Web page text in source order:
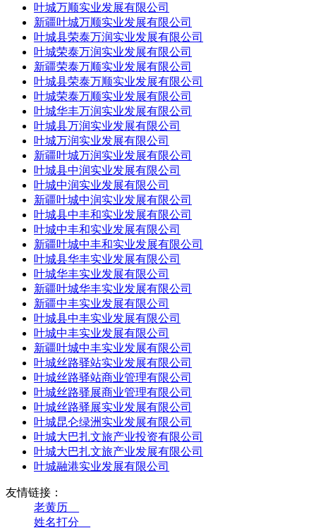
叶城万顺实业发展有限公司
新疆叶城万顺实业发展有限公司
叶城县荣泰万润实业发展有限公司
叶城荣泰万润实业发展有限公司
新疆荣泰万顺实业发展有限公司
叶城县荣泰万顺实业发展有限公司
叶城荣泰万顺实业发展有限公司
叶城华丰万润实业发展有限公司
叶城县万润实业发展有限公司
叶城万润实业发展有限公司
新疆叶城万润实业发展有限公司
叶城县中润实业发展有限公司
叶城中润实业发展有限公司
新疆叶城中润实业发展有限公司
叶城县中丰和实业发展有限公司
叶城中丰和实业发展有限公司
新疆叶城中丰和实业发展有限公司
叶城县华丰实业发展有限公司
叶城华丰实业发展有限公司
新疆叶城华丰实业发展有限公司
新疆中丰实业发展有限公司
叶城县中丰实业发展有限公司
叶城中丰实业发展有限公司
新疆叶城中丰实业发展有限公司
叶城丝路驿站实业发展有限公司
叶城丝路驿站商业管理有限公司
叶城丝路驿展商业管理有限公司
叶城丝路驿展实业发展有限公司
叶城昆仑绿洲实业发展有限公司
叶城大巴扎文旅产业投资有限公司
叶城大巴扎文旅产业发展有限公司
叶城融港实业发展有限公司
友情链接：
老黄历__
姓名打分__